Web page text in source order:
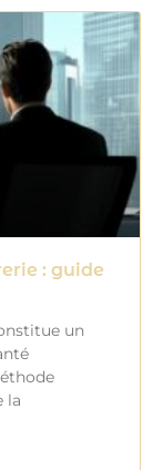
: guide
un
la